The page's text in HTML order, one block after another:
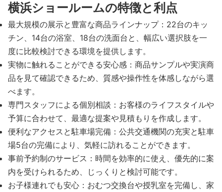
横浜ショールームの特徴と利点
最大規模の展示と豊富な商品ラインナップ：22台のキッ
チン、14台の浴室、18台の洗面台と、幅広い選択肢を一
度に比較検討できる環境を提供します。
実物に触れることができる安心感：商品サンプルや実演商
品を見て確認できるため、質感や操作性を体感しながら選
べます。
専門スタッフによる個別相談：お客様のライフスタイルや
予算に合わせて、最適な提案や見積もりを作成します。
便利なアクセスと駐車場完備：公共交通機関の充実と駐車
場5台の完備により、気軽に訪れることができます。
事前予約制のサービス：時間を効率的に使え、優先的に案
内を受けられるため、じっくりと検討可能です。
お子様連れでも安心：おむつ交換台や授乳室を完備し、家